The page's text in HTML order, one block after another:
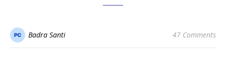
Badra Santi 47 Comments